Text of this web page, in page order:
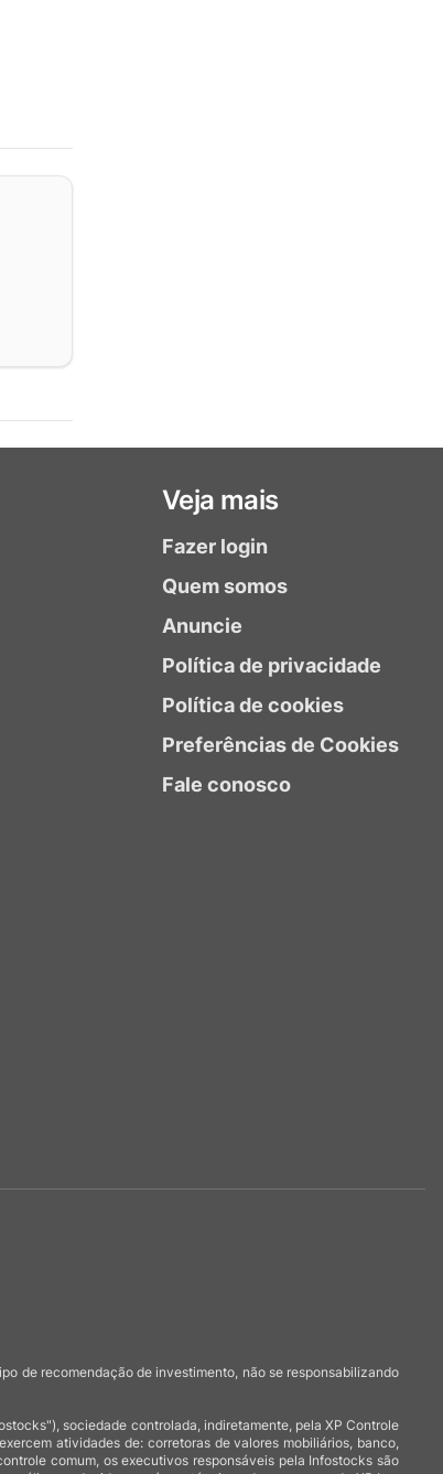
Veja mais
Fazer login
Quem somos
Anuncie
Política de privacidade
Política de cookies
Preferências de Cookies
Fale conosco
de recomendação de investimento, não se responsabilizando
sociedade controlada, indiretamente, pela XP Controle
atividades de: corretoras de valores mobiliários, banco,
comum, os executivos responsáveis pela Infostocks são